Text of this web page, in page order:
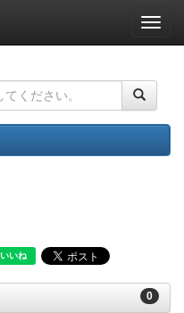
ナ
ビ
ー
ョ
ン
0